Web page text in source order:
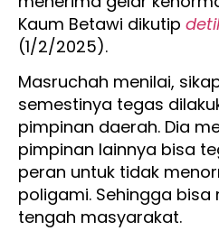
Kaum Betawi dikutip
(1/2/2025).
Masruchah menilai,
semestinya tegas
pimpinan daerah. Dia
pimpinan lainnya bisa
peran untuk tidak
poligami. Sehingga
tengah masyarakat.